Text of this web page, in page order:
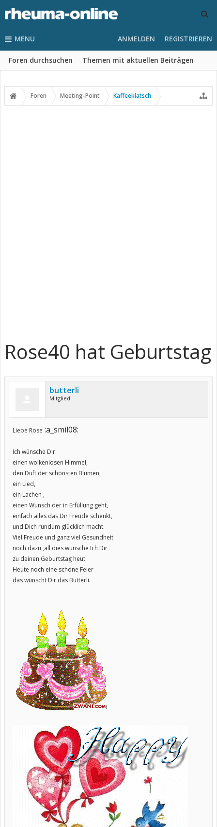
MENU
Foren durchsuchen Themen mit aktuellen Beiträgen
ANMELDEN REGISTRIEREN
Foren Meeting-Point Kaffeeklatsch
Rose40 hat Geburtstag
butterli
Mitglied
Liebe Rose :a_smil08:
Ich wünsche Dir
einen wolkenlosen Himmel,
den Duft der schönsten Blumen,
ein Lied,
ein Lachen ,
einen Wunsch der in Erfüllung geht,
einfach alles das Dir Freude schenkt,
und Dich rundum glücklich macht.
Viel Freude und ganz viel Gesundheit
noch dazu ,all dies wünsche Ich Dir
zu deinen Geburtstag heut.
Heute noch eine schöne Feier
das wünscht Dir das Butterli.